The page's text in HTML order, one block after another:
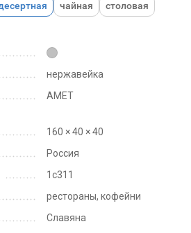
нержавейка
АМЕТ
160 × 40 × 40
Россия
1с311
рестораны, кофейни
Славяна
чайная
столовая